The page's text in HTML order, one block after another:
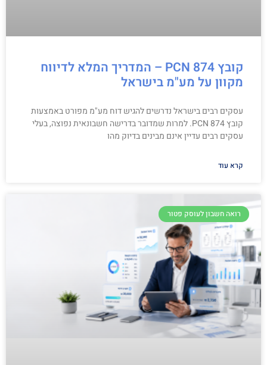
קובץ PCN 874 – המדריך המלא לדיווח
מקוון על מע"מ בישראל
עסקים רבים בישראל נדרשים להגיש דוח מע"מ מפורט באמצעות
קובץ PCN 874. למרות שמדובר בדרישה חשבונאית נפוצה, בעלי
עסקים רבים עדיין אינם מבינים בדיוק מהו
קרא עוד
רואה חשבון לעוסק פטור